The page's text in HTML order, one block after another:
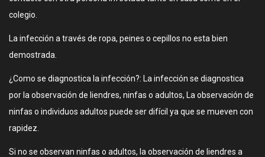
colegio.
La infección a través de ropa, peines o cepillos no esta bien
demostrada.
¿Como se diagnostica la infección?: La infección se diagnostica
por la observación de liendres, ninfas o adultos, La observación de
ninfas o individuos adultos puede ser difícil ya que se mueven con
rapidez.
Si no se observan ninfas o adultos, la observación de liendres a